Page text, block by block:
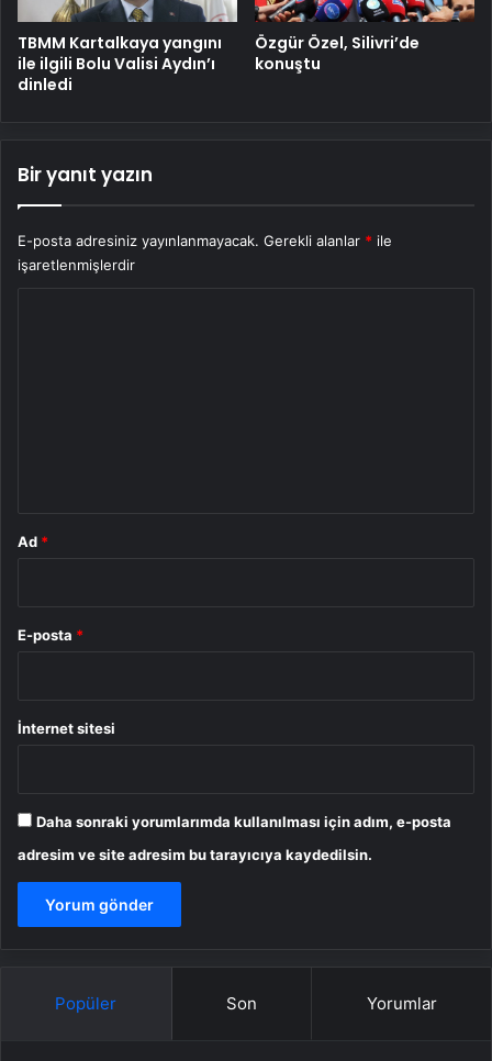
TBMM Kartalkaya yangını
ile ilgili Bolu Valisi Aydın’ı
dinledi
Özgür Özel, Silivri’de
konuştu
Bir yanıt yazın
E-posta adresiniz yayınlanmayacak. Gerekli alanlar * ile
işaretlenmişlerdir
Ad *
E-posta *
İnternet sitesi
Daha sonraki yorumlarımda kullanılması için adım, e-posta
adresim ve site adresim bu tarayıcıya kaydedilsin.
Popüler Son Yorumlar